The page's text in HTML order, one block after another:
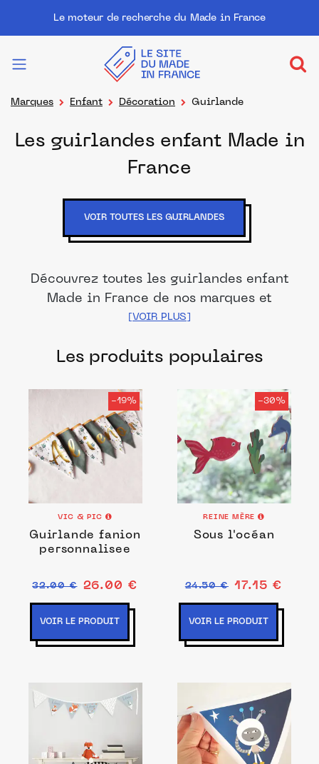
Le moteur de recherche du Made in France
Marques Enfant Décoration Guirlande
Les guirlandes enfant Made in
France
VOIR TOUTES LES GUIRLANDES
Découvrez toutes les guirlandes enfant
Made in France de nos marques et
distributeurs partenaires. Des produits
manufactures français pour décorer la
Les produits populaires
-19%
VIC & PIC
Guirlande fanion
personnalisee
32.00 € 26.00 €
VOIR LE PRODUIT
-30%
REINE MÈRE
Sous l'océan
24.50 € 17.15 €
VOIR LE PRODUIT